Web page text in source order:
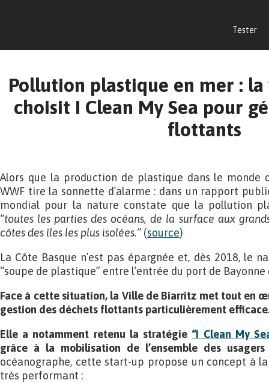
Tester
Pollution plastique en mer :
choisit I Clean My Sea pour
flottants
Alors que la production de plastique dans le monde
WWF tire la sonnette d’alarme : dans un rapport
mondial pour la nature constate que la pollution
“toutes les parties des océans, de la surface aux
côtes des îles les plus isolées.” (source)
La Côte Basque n’est pas épargnée et, dès 2018, le
“soupe de plastique” entre l’entrée du port de
Face à cette situation, la Ville de Biarritz met tout en
gestion des déchets flottants particulièrement
Elle a notamment retenu la stratégie “I Clean My
grâce à la mobilisation de l’ensemble des
océanographe, cette start-up propose un concept à
très performant :